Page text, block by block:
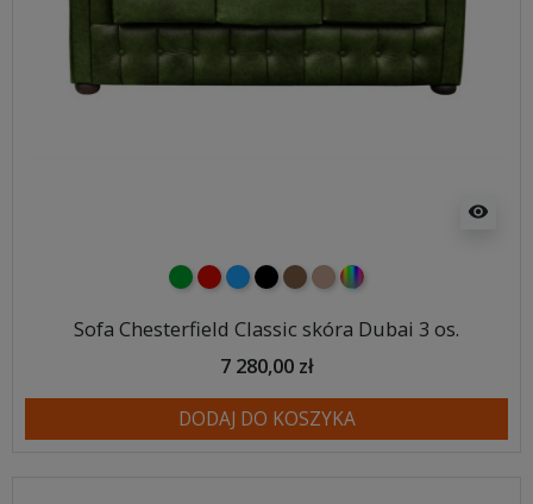
visibility
zielonyczerwony
niebieski
czarnybrązowy
jasnobrązowy
wybór koloru
Sofa Chesterfield Classic skóra Dubai 3 os.
7 280,00 zł
DODAJ DO KOSZYKA